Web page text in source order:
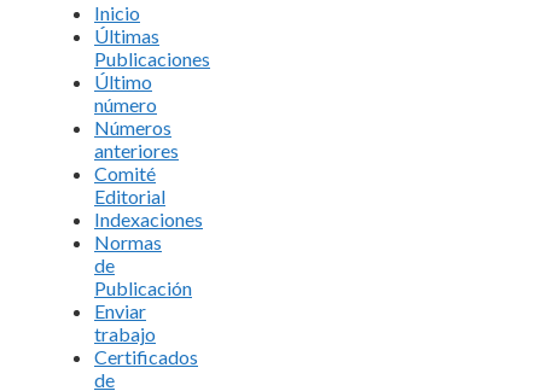
Inicio
Últimas
Publicaciones
Último
número
Números
anteriores
Comité
Editorial
Indexaciones
Normas
de
Publicación
Enviar
trabajo
Certificados
de